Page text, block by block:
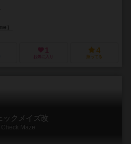
）
1
お気に入り
4
持ってる
ックメイズ改
Check Maze